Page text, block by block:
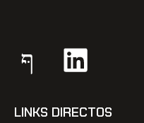
LINKS DIRECTOS